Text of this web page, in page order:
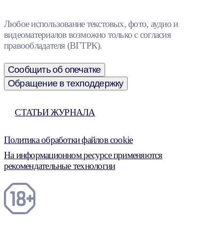
Любое использование текстовых, фото, аудио и
видеоматериалов возможно только с согласия
правообладателя (ВГТРК).
Сообщить об опечатке
Обращение в техподдержку
СТАТЬИ ЖУРНАЛА
Политика обработки файлов cookie
На информационном ресурсе применяются
рекомендательные технологии